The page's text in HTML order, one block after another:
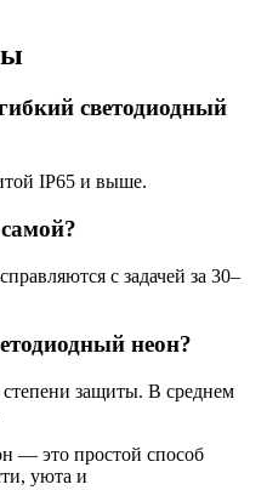
светодиодный
IP65 и выше.
с задачей за 30–
неон?
защиты. В среднем
— это простой способ
уюта и